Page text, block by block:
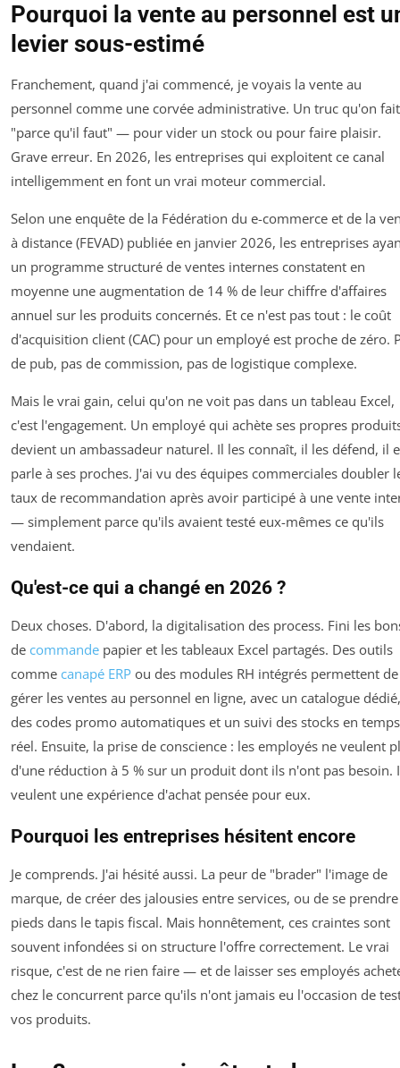
Pourquoi la vente au personnel est
levier sous-estimé
Franchement, quand j'ai commencé, je voyais la vente au
personnel comme une corvée administrative. Un truc qu'on fait
"parce qu'il faut" — pour vider un stock ou pour faire plaisir.
Grave erreur. En 2026, les entreprises qui exploitent ce canal
intelligemment en font un vrai moteur commercial.
Selon une enquête de la Fédération du e-commerce et de la
à distance (FEVAD) publiée en janvier 2026, les entreprises
un programme structuré de ventes internes constatent en
moyenne une augmentation de 14 % de leur chiffre d'affaires
annuel sur les produits concernés. Et ce n'est pas tout : le coût
d'acquisition client (CAC) pour un employé est proche de zéro.
de pub, pas de commission, pas de logistique complexe.
Mais le vrai gain, celui qu'on ne voit pas dans un tableau Excel,
c'est l'engagement. Un employé qui achète ses propres
devient un ambassadeur naturel. Il les connaît, il les défend, il
parle à ses proches. J'ai vu des équipes commerciales doubler
taux de recommandation après avoir participé à une vente
— simplement parce qu'ils avaient testé eux-mêmes ce qu'ils
vendaient.
Qu'est-ce qui a changé en 2026 ?
Deux choses. D'abord, la digitalisation des process. Fini les
de commande papier et les tableaux Excel partagés. Des outils
comme canapé ERP ou des modules RH intégrés permettent de
gérer les ventes au personnel en ligne, avec un catalogue dédié,
des codes promo automatiques et un suivi des stocks en temps
réel. Ensuite, la prise de conscience : les employés ne veulent
d'une réduction à 5 % sur un produit dont ils n'ont pas besoin.
veulent une expérience d'achat pensée pour eux.
Pourquoi les entreprises hésitent encore
Je comprends. J'ai hésité aussi. La peur de "brader" l'image de
marque, de créer des jalousies entre services, ou de se
pieds dans le tapis fiscal. Mais honnêtement, ces craintes sont
souvent infondées si on structure l'offre correctement. Le vrai
risque, c'est de ne rien faire — et de laisser ses employés
chez le concurrent parce qu'ils n'ont jamais eu l'occasion de
vos produits.